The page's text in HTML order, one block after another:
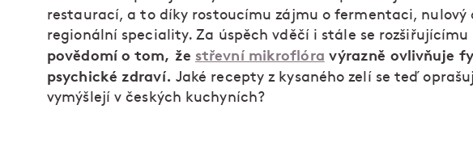
restaurací, a to díky rostoucímu zájmu o fermentaci, nulový
regionální speciality. Za úspěch vděčí i stále se rozšiřujícímu
povědomí o tom, že střevní mikroflóra výrazně ovlivňuje
psychické zdraví. Jaké recepty z kysaného zelí se teď
vymýšlejí v českých kuchyních?